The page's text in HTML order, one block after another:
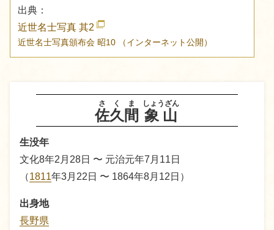
佐久間
さくま
象山
しょうざん
生没年
文化8年2月28日 〜 元治元年7月11日
（1811年3月22日 〜 1864年8月12日）
出身地
長野県
出典：
近世名士写真 其2
近世名士写真頒布会 昭10 （インターネット公開）